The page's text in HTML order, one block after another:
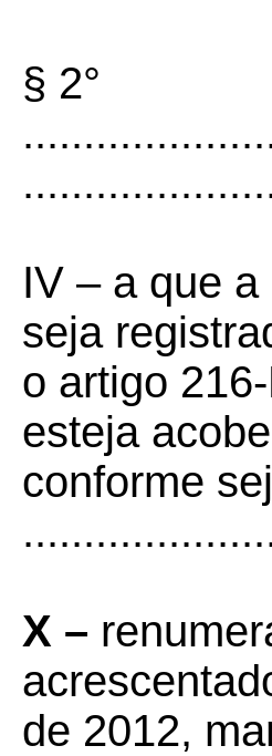
§ 2°
IV – a que
seja
o artigo
esteja
conforme
X –
de 2012,